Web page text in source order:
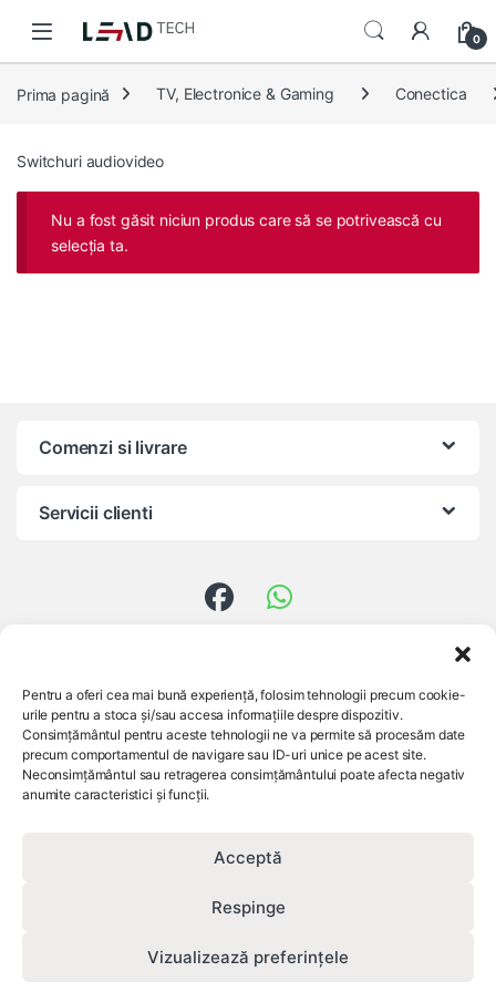
Pentru a oferi cea mai bună experiență, folosim tehnologii precum cookie-
urile pentru a stoca și/sau accesa informațiile despre dispozitiv.
Consimțământul pentru aceste tehnologii ne va permite să procesăm date
precum comportamentul de navigare sau ID-uri unice pe acest site.
Neconsimțământul sau retragerea consimțământului poate afecta negativ
anumite caracteristici și funcții.
Acceptă
Respinge
Vizualizează preferințele
0
Prima pagină TV, Electronice & Gaming Conectica
Switchuri audiovideo
Nu a fost găsit niciun produs care să se potrivească cu
selecția ta.
Comenzi si livrare
Servicii clienti
0756 824 557